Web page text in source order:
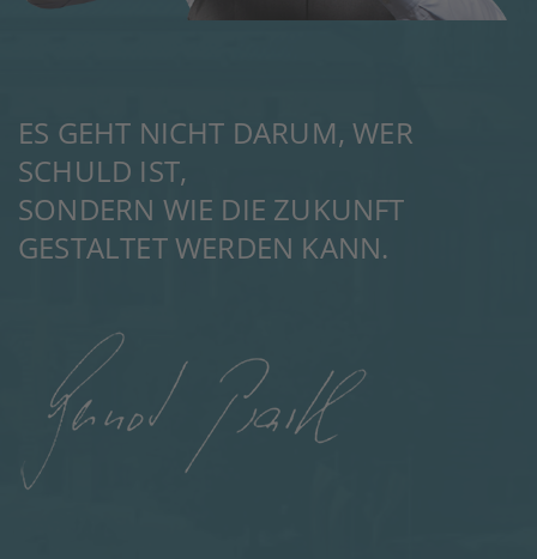
ES GEHT NICHT DARUM, WER
SCHULD IST,
SONDERN WIE DIE ZUKUNFT
GESTALTET WERDEN KANN.